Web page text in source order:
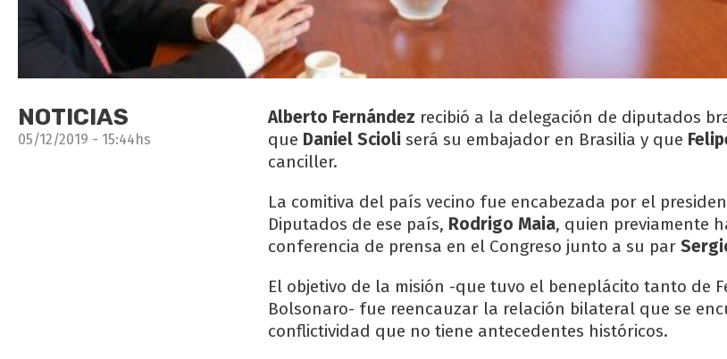
NOTICIAS
05/12/2019 - 15:44hs
Alberto Fernández recibió a la delegación de diputados
que Daniel Scioli será su embajador en Brasilia y que
canciller.
La comitiva del país vecino fue encabezada por el
Diputados de ese país, Rodrigo Maia, quien previamente
conferencia de prensa en el Congreso junto a su par
El objetivo de la misión -que tuvo el beneplácito tanto de
Bolsonaro- fue reencauzar la relación bilateral que se
conflictividad que no tiene antecedentes históricos.